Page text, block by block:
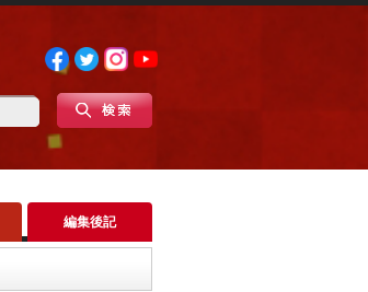
編集後記